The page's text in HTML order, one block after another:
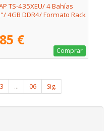
TS-435XEU/ 4 Bahías
4GB DDR4/ Formato Rack
€
Comprar
... 06 Sig.